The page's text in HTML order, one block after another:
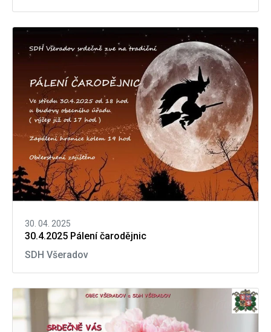
30. 04. 2025
30.4.2025 Pálení čarodějnic
SDH Všeradov